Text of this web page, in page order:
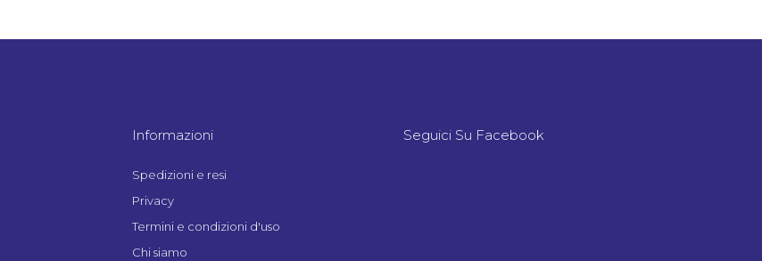
Informazioni
Spedizioni e resi
Privacy
Termini e condizioni d'uso
Chi siamo
Seguici Su Facebook